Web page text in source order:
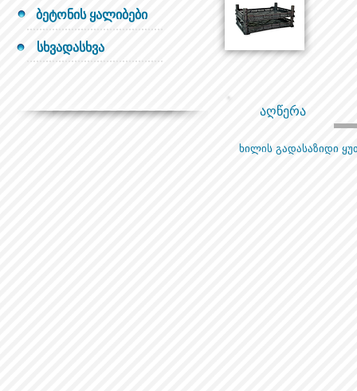
ბეტონის ყალიბები
სხვადასხვა
აღწერა
ხილის გადასაზიდი